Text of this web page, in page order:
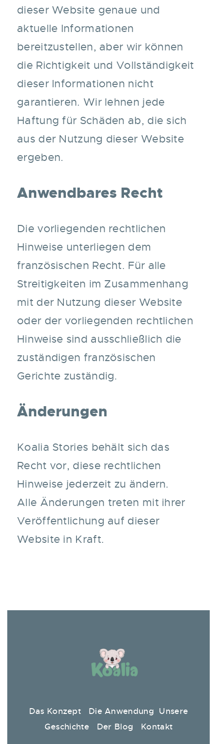
dieser Website genaue und
aktuelle Informationen
bereitzustellen, aber wir können
die Richtigkeit und Vollständigkeit
dieser Informationen nicht
garantieren. Wir lehnen jede
Haftung für Schäden ab, die sich
aus der Nutzung dieser Website
ergeben.
Anwendbares Recht
Die vorliegenden rechtlichen
Hinweise unterliegen dem
französischen Recht. Für alle
Streitigkeiten im Zusammenhang
mit der Nutzung dieser Website
oder der vorliegenden rechtlichen
Hinweise sind ausschließlich die
zuständigen französischen
Gerichte zuständig.
Änderungen
Koalia Stories behält sich das
Recht vor, diese rechtlichen
Hinweise jederzeit zu ändern.
Alle Änderungen treten mit ihrer
Veröffentlichung auf dieser
Website in Kraft.
Das Konzept Die Anwendung Unsere
Geschichte
Der Blog Kontakt